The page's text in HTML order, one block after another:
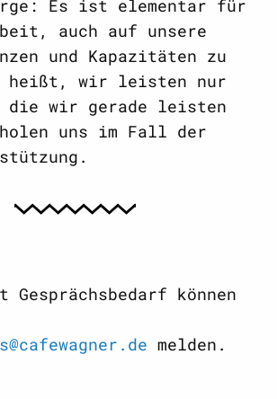
Es ist elementar für
auch auf unsere
und Kapazitäten zu
heißt, wir leisten nur
wir gerade leisten
holen uns im Fall der
Gesprächsbedarf können
melden.